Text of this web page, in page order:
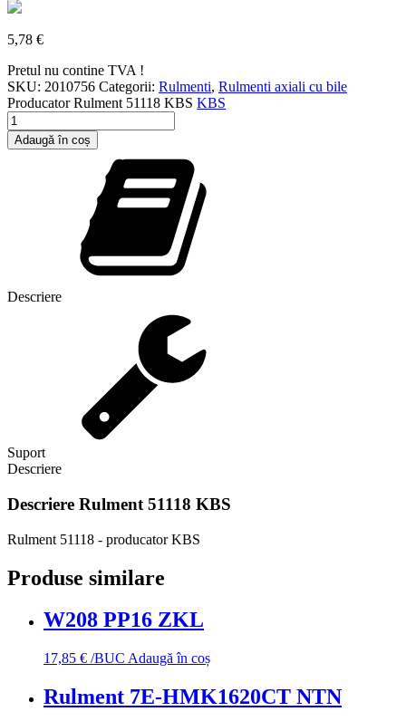
5,78 €
Pretul nu contine TVA !
SKU: 2010756 Categorii: Rulmenti, Rulmenti axiali cu bile
ProducatorRulment 51118 KBS KBS
Cantitate
Rulment
51118
Adaugă în coș
Descriere
Suport
Descriere
Descriere Rulment 51118 KBS
Rulment 51118 - producator KBS
Produse similare
W208 PP16 ZKL
17,85 € /BUC Adaugă în coș
Rulment 7E-HMK1620CT NTN